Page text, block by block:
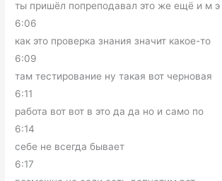
ты пришёл попреподавал это же ещё и м э
6:06
как это проверка знания значит какое-то
6:09
там тестирование ну такая вот черновая
6:11
работа вот вот в это да да но и само по
6:14
себе не всегда бывает
6:17